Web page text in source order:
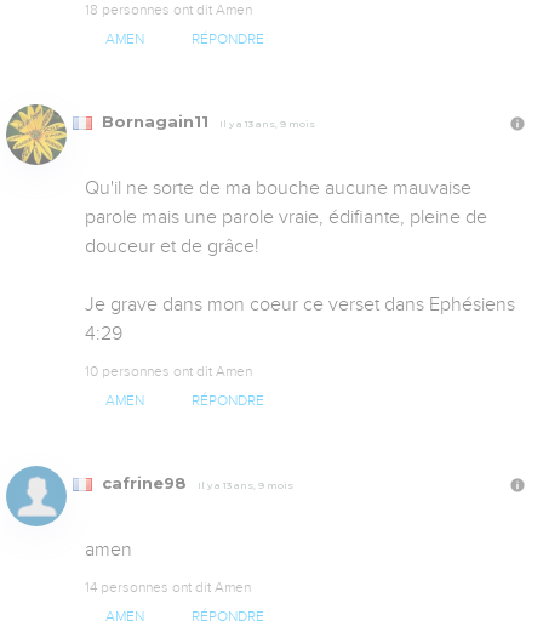
18 personnes ont dit Amen
AMEN RÉPONDRE
Bornagain11 Il y a 13 ans, 9 mois
Qu'il ne sorte de ma bouche aucune mauvaise
parole mais une parole vraie, édifiante, pleine de
douceur et de grâce!
Je grave dans mon coeur ce verset dans Ephésiens
4:29
10 personnes ont dit Amen
AMEN RÉPONDRE
cafrine98 Il y a 13 ans, 9 mois
amen
14 personnes ont dit Amen
AMEN RÉPONDRE